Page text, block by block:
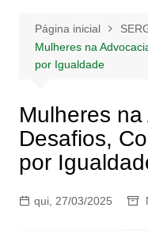
Página inicial
Mulheres na
por Igualdade
Mulheres
Desafios,
por
qui, 27/03/2025